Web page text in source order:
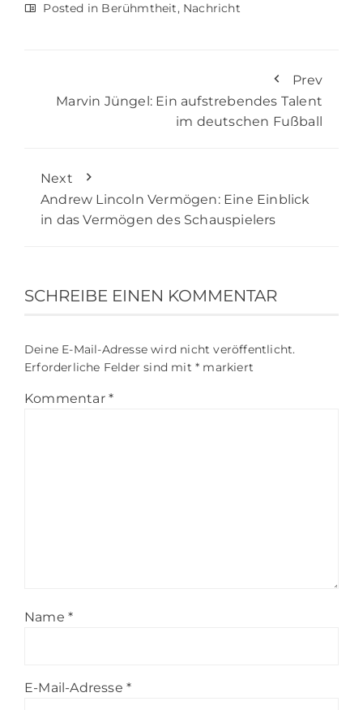
Posted in Berühmtheit, Nachricht
Prev
Marvin Jüngel: Ein aufstrebendes Talent
im deutschen Fußball
Next
Andrew Lincoln Vermögen: Eine Einblick
in das Vermögen des Schauspielers
SCHREIBE EINEN KOMMENTAR
Deine E-Mail-Adresse wird nicht veröffentlicht.
Erforderliche Felder sind mit * markiert
Kommentar *
Name *
E-Mail-Adresse *